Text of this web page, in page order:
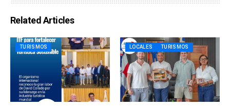
Related Articles
TURISMOS LOCALES TURISMOS